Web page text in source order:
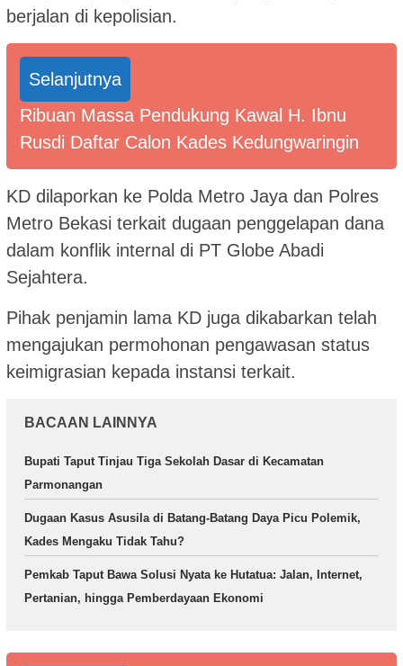
berjalan di kepolisian.
Selanjutnya
Ribuan Massa Pendukung Kawal H. Ibnu
Rusdi Daftar Calon Kades Kedungwaringin
KD dilaporkan ke Polda Metro Jaya dan Polres
Metro Bekasi terkait dugaan penggelapan dana
dalam konflik internal di PT Globe Abadi
Sejahtera.
Pihak penjamin lama KD juga dikabarkan telah
mengajukan permohonan pengawasan status
keimigrasian kepada instansi terkait.
BACAAN LAINNYA
Bupati Taput Tinjau Tiga Sekolah Dasar di Kecamatan
Parmonangan
Dugaan Kasus Asusila di Batang-Batang Daya Picu Polemik,
Kades Mengaku Tidak Tahu?
Pemkab Taput Bawa Solusi Nyata ke Hutatua: Jalan, Internet,
Pertanian, hingga Pemberdayaan Ekonomi